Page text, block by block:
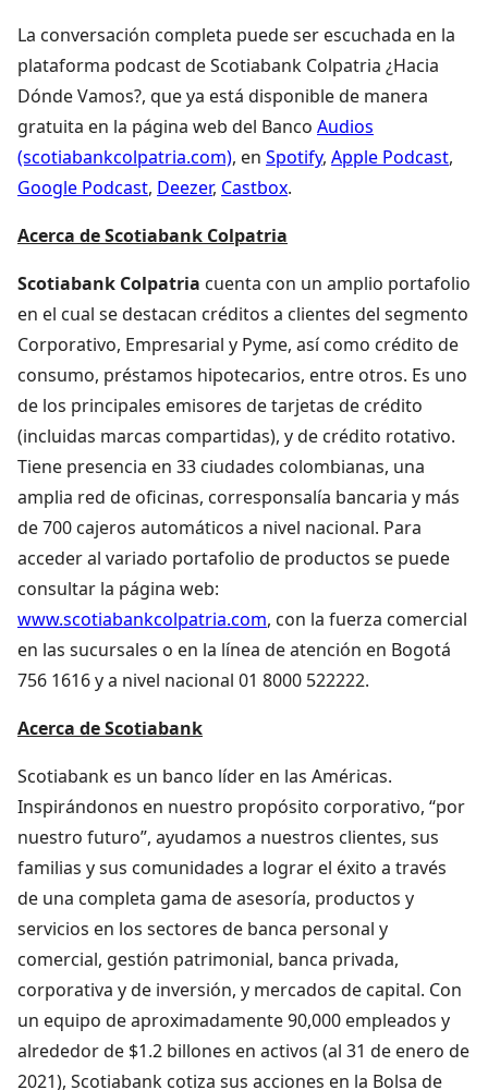
La conversación completa puede ser escuchada en la
plataforma podcast de Scotiabank Colpatria ¿Hacia
Dónde Vamos?, que ya está disponible de manera
gratuita en la página web del Banco Audios
(scotiabankcolpatria.com), en Spotify, Apple Podcast,
Google Podcast, Deezer, Castbox.
Acerca de Scotiabank Colpatria
Scotiabank Colpatria cuenta con un amplio portafolio
en el cual se destacan créditos a clientes del segmento
Corporativo, Empresarial y Pyme, así como crédito de
consumo, préstamos hipotecarios, entre otros. Es uno
de los principales emisores de tarjetas de crédito
(incluidas marcas compartidas), y de crédito rotativo.
Tiene presencia en 33 ciudades colombianas, una
amplia red de oficinas, corresponsalía bancaria y más
de 700 cajeros automáticos a nivel nacional. Para
acceder al variado portafolio de productos se puede
consultar la página web:
www.scotiabankcolpatria.com, con la fuerza comercial
en las sucursales o en la línea de atención en Bogotá
756 1616 y a nivel nacional 01 8000 522222.
Acerca de Scotiabank
Scotiabank es un banco líder en las Américas.
Inspirándonos en nuestro propósito corporativo, “por
nuestro futuro”, ayudamos a nuestros clientes, sus
familias y sus comunidades a lograr el éxito a través
de una completa gama de asesoría, productos y
servicios en los sectores de banca personal y
comercial, gestión patrimonial, banca privada,
corporativa y de inversión, y mercados de capital. Con
un equipo de aproximadamente 90,000 empleados y
alrededor de $1.2 billones en activos (al 31 de enero de
2021), Scotiabank cotiza sus acciones en la Bolsa de